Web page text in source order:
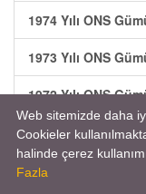
1974 Yılı ONS
1973 Yılı ONS
1972 Yılı ONS
1971 Yılı ONS
1970 Yılı ONS
Web sitemizde daha
Cookieler
halinde çerez
Fazla